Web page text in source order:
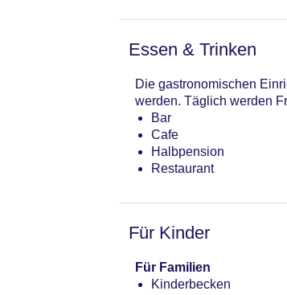
Haustiere
Sonnenterrasse
Pools:Kinderbecken,
Zahlungsarten:
Landeskategorie: 3
Essen & Trinken
Die gastronomischen
werden. Täglich werden
Bar
Cafe
Halbpension
Restaurant
Für Kinder
Für Familien
Kinderbecken